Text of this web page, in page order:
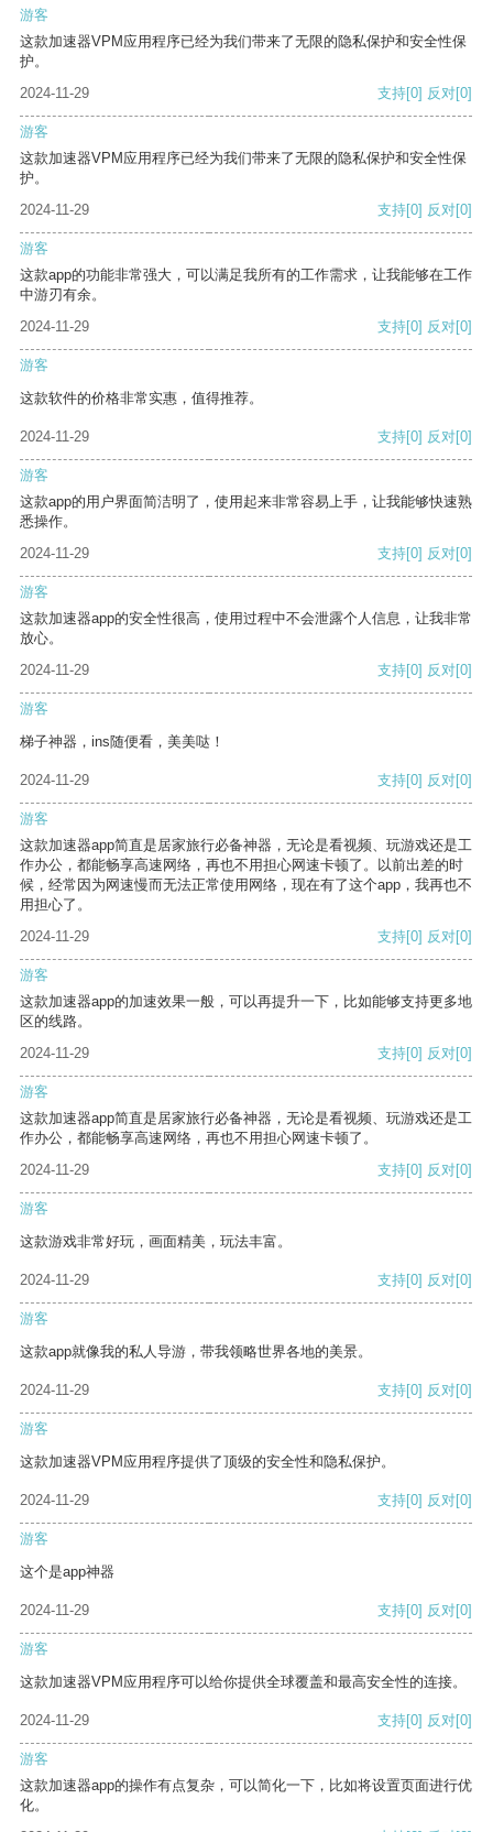
游客
这款加速器VPM应用程序已经为我们带来了无限的隐私保护和安全性保
护。
2024-11-29
支持[0] 反对[0]
游客
这款加速器VPM应用程序已经为我们带来了无限的隐私保护和安全性保
护。
2024-11-29
支持[0] 反对[0]
游客
这款app的功能非常强大，可以满足我所有的工作需求，让我能够在工作
中游刃有余。
2024-11-29
支持[0] 反对[0]
游客
这款软件的价格非常实惠，值得推荐。
2024-11-29 支持[0] 反对[0]
游客
这款app的用户界面简洁明了，使用起来非常容易上手，让我能够快速熟
悉操作。
2024-11-29
支持[0] 反对[0]
游客
这款加速器app的安全性很高，使用过程中不会泄露个人信息，让我非常
放心。
2024-11-29
支持[0] 反对[0]
游客
梯子神器，ins随便看，美美哒！
2024-11-29 支持[0] 反对[0]
游客
这款加速器app简直是居家旅行必备神器，无论是看视频、玩游戏还是工
作办公，都能畅享高速网络，再也不用担心网速卡顿了。以前出差的时
候，经常因为网速慢而无法正常使用网络，现在有了这个app，我再也不
用担心了。
2024-11-29
支持[0] 反对[0]
游客
这款加速器app的加速效果一般，可以再提升一下，比如能够支持更多地
区的线路。
2024-11-29
支持[0] 反对[0]
游客
这款加速器app简直是居家旅行必备神器，无论是看视频、玩游戏还是工
作办公，都能畅享高速网络，再也不用担心网速卡顿了。
2024-11-29
支持[0] 反对[0]
游客
这款游戏非常好玩，画面精美，玩法丰富。
2024-11-29 支持[0] 反对[0]
游客
这款app就像我的私人导游，带我领略世界各地的美景。
2024-11-29 支持[0] 反对[0]
游客
这款加速器VPM应用程序提供了顶级的安全性和隐私保护。
2024-11-29 支持[0] 反对[0]
游客
这个是app神器
2024-11-29 支持[0] 反对[0]
游客
这款加速器VPM应用程序可以给你提供全球覆盖和最高安全性的连接。
2024-11-29 支持[0] 反对[0]
游客
这款加速器app的操作有点复杂，可以简化一下，比如将设置页面进行优
化。